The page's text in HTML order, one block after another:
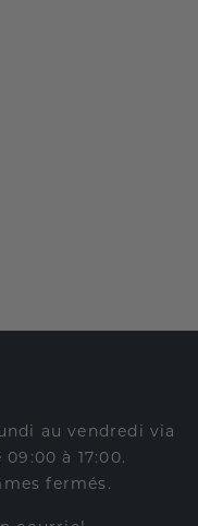
au vendredi via
à 17:00.
fermés.